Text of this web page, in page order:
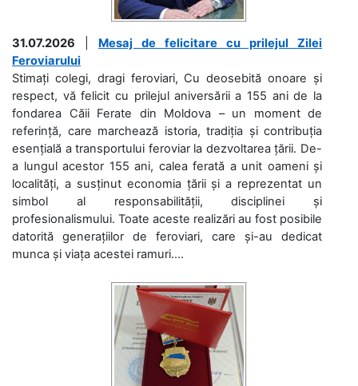
31.07.2026
Mesaj de felicitare cu prilejul Zilei
Feroviarului
Stimați colegi, dragi feroviari, Cu deosebită onoare și
respect, vă felicit cu prilejul aniversării a 155 ani de la
fondarea Căii Ferate din Moldova – un moment de
referință, care marchează istoria, tradiția și contribuția
esențială a transportului feroviar la dezvoltarea țării. De-
a lungul acestor 155 ani, calea ferată a unit oameni și
localități, a susținut economia țării și a reprezentat un
simbol al responsabilității, disciplinei și
profesionalismului. Toate aceste realizări au fost posibile
datorită generațiilor de feroviari, care și-au dedicat
munca și viața acestei ramuri....